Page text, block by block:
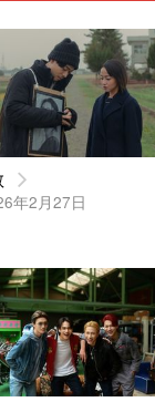
年2月27日